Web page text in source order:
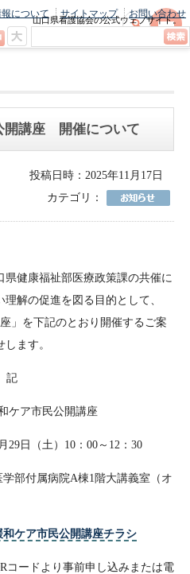
山口県看護協会の公式ウェブサイト。
最新のニュースやお知らせをいち早くお
について サイトマップ お問い合わせ
講座 開催について
投稿日時：2025年11月17日
カテゴリ：
健康福祉部医療政策課の共催に
解の促進を図る目的として、
」を下記のとおり開催するご案
ます。
記
市民公開講座
（土）10：00～12：30
属病院A棟1階大講義室（オ
和ケア市民公開講座チラシ
ドより事前申し込みまたは電